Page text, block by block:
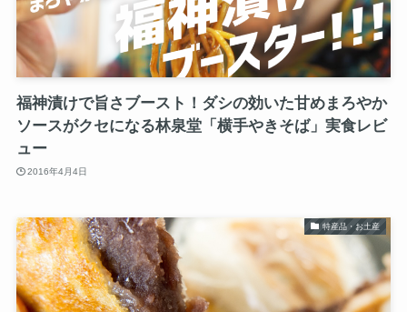
福神漬けで旨さブースト！ダシの効いた甘めまろやか
ソースがクセになる林泉堂「横手やきそば」実食レビ
ュー
2016年4月4日
特産品・お土産